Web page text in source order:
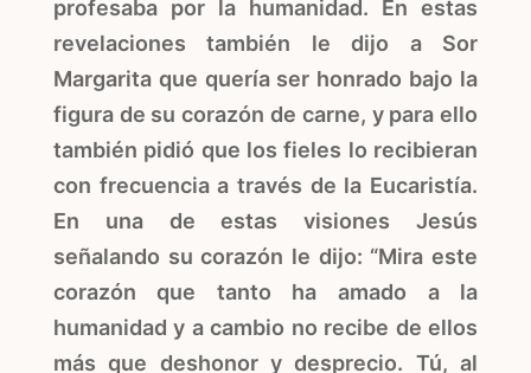
profesaba por la humanidad. En estas
revelaciones también le dijo a Sor
Margarita que quería ser honrado bajo la
figura de su corazón de carne, y para ello
también pidió que los fieles lo recibieran
con frecuencia a través de la Eucaristía.
En una de estas visiones Jesús
señalando su corazón le dijo: “Mira este
corazón que tanto ha amado a la
humanidad y a cambio no recibe de ellos
más que deshonor y desprecio. Tú, al